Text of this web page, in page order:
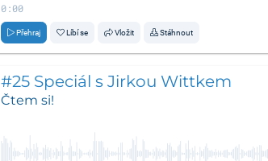
0:00
Přehraj Líbí se Vložit Stáhnout
#25 Speciál s Jirkou Wittkem
Čtem si!